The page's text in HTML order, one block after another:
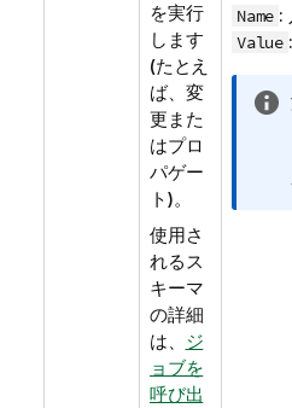
を実行
します
(たとえ
ば、変
更また
はプロ
パゲー
ト)。
使用さ
れるス
キーマ
の詳細
は、 ジ
ョブを
呼び出
Name :
Value